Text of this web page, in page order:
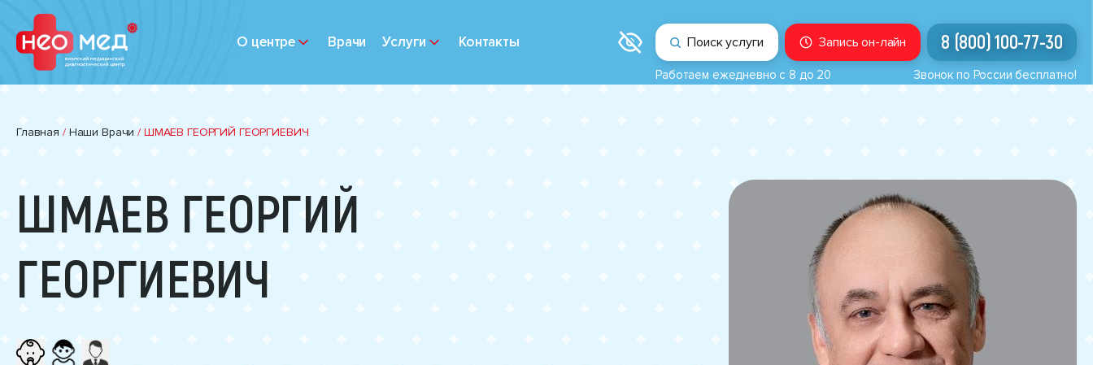
О центре Врачи Услуги Контакты Поиск услуги Запись он-лайн
Работаем ежедневно с 8 до 20
8 (800) 100-77-30
Звонок по России бесплатно!
Главная / Наши Врачи / ШМАЕВ ГЕОРГИЙ ГЕОРГИЕВИЧ
ШМАЕВ ГЕОРГИЙ
ГЕОРГИЕВИЧ